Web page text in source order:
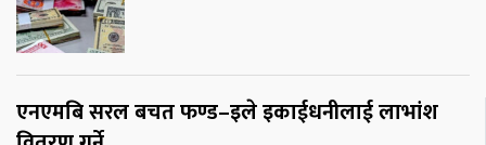
एनएमबि सरल बचत फण्ड–इले इकाईधनीलाई लाभांश